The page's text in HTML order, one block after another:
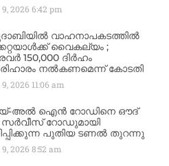
9, 20266:42 pm
വാഹനാപകടത്തിൽ
വൈകല്യം ;
150,000 ദിർഹം
നൽകണമെന്ന് കോടതി
2026 11:06 am
അൽ ഐൻ റോഡിനെ ഔദ്
സർവീസ് റോഡുമായി
പുതിയ ടണൽ തുറന്നു
9, 20268:52 am